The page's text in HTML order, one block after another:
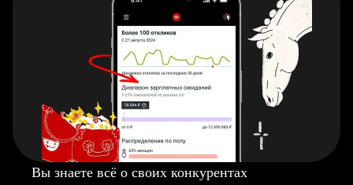
Вы знаете всё о своих конкурентах